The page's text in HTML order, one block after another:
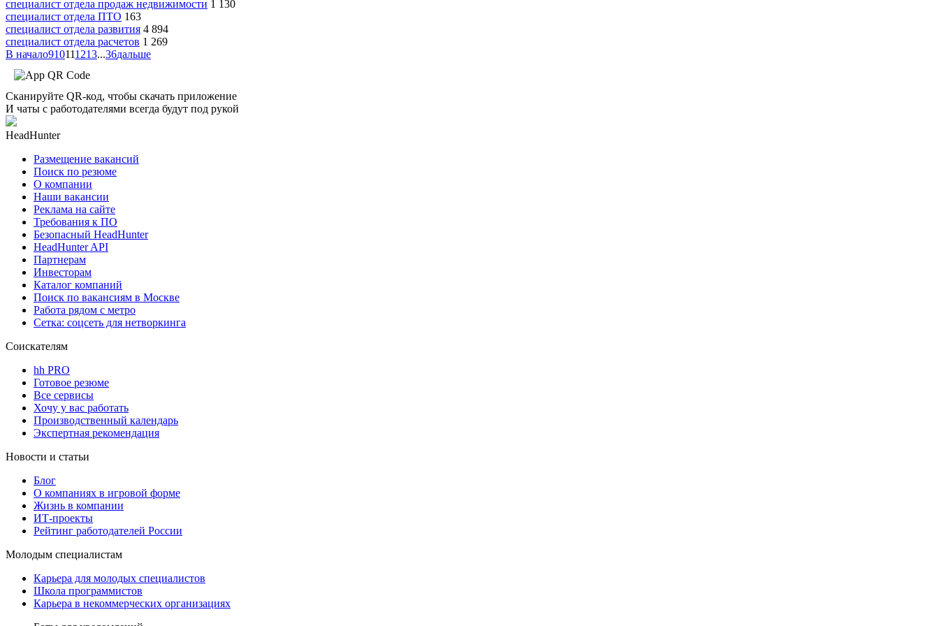
специалист отдела продаж недвижимости 1 130
специалист отдела ПТО 163
специалист отдела развития 4 894
специалист отдела расчетов 1 269
В начало910111213...36дальше
Сканируйте QR-код, чтобы скачать приложение
И чаты с работодателями всегда будут под рукой
HeadHunter
Размещение вакансий
Поиск по резюме
О компании
Наши вакансии
Реклама на сайте
Требования к ПО
Безопасный HeadHunter
HeadHunter API
Партнерам
Инвесторам
Каталог компаний
Поиск по вакансиям в Москве
Работа рядом с метро
Сетка: соцсеть для нетворкинга
Соискателям
hh PRO
Готовое резюме
Все сервисы
Хочу у вас работать
Производственный календарь
Экспертная рекомендация
Новости и статьи
Блог
О компаниях в игровой форме
Жизнь в компании
ИТ-проекты
Рейтинг работодателей России
Молодым специалистам
Карьера для молодых специалистов
Школа программистов
Карьера в некоммерческих организациях